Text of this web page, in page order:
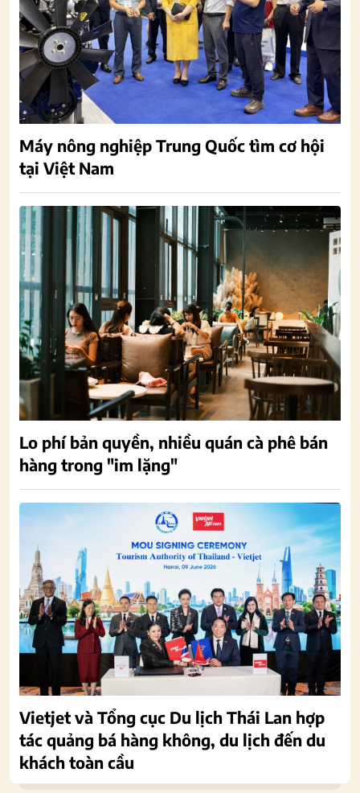
Máy nông nghiệp Trung Quốc tìm cơ hội
tại Việt Nam
Lo phí bản quyền, nhiều quán cà phê bán
hàng trong "im lặng"
Vietjet và Tổng cục Du lịch Thái Lan hợp
tác quảng bá hàng không, du lịch đến du
khách toàn cầu